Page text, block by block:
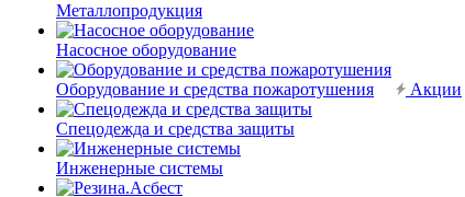
Металлопродукция
Насосное оборудование
Оборудование и средства пожаротушения
Спецодежда и средства защиты
Инженерные системы
Акции